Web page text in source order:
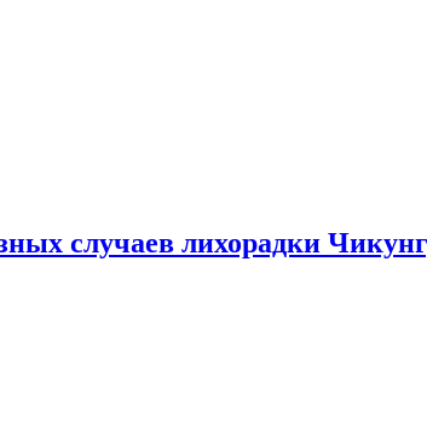
случаев лихорадки